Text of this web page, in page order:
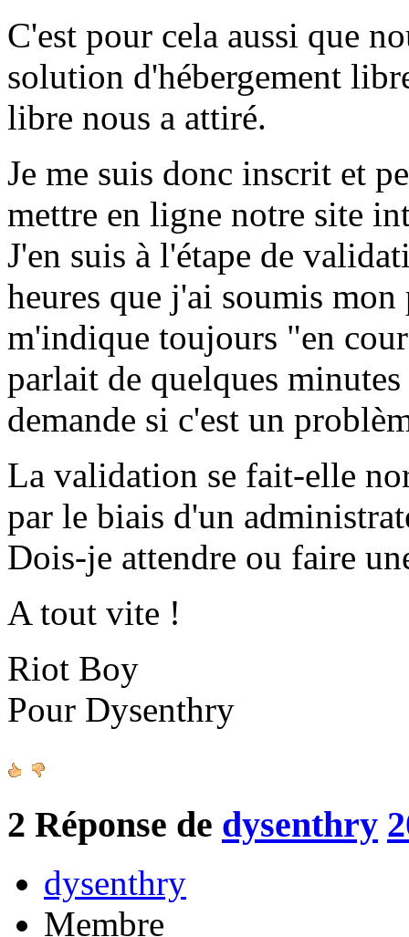
C'est pour cela aussi que
solution d'hébergement
libre nous a attiré.
Je me suis donc inscrit et
mettre en ligne notre site
J'en suis à l'étape de
heures que j'ai soumis
m'indique toujours "en
parlait de quelques
demande si c'est un
La validation se fait-elle
par le biais d'un
Dois-je attendre ou faire
A tout vite !
Riot Boy
Pour Dysenthry
2 Réponse de dysenthry
dysenthry
Membre